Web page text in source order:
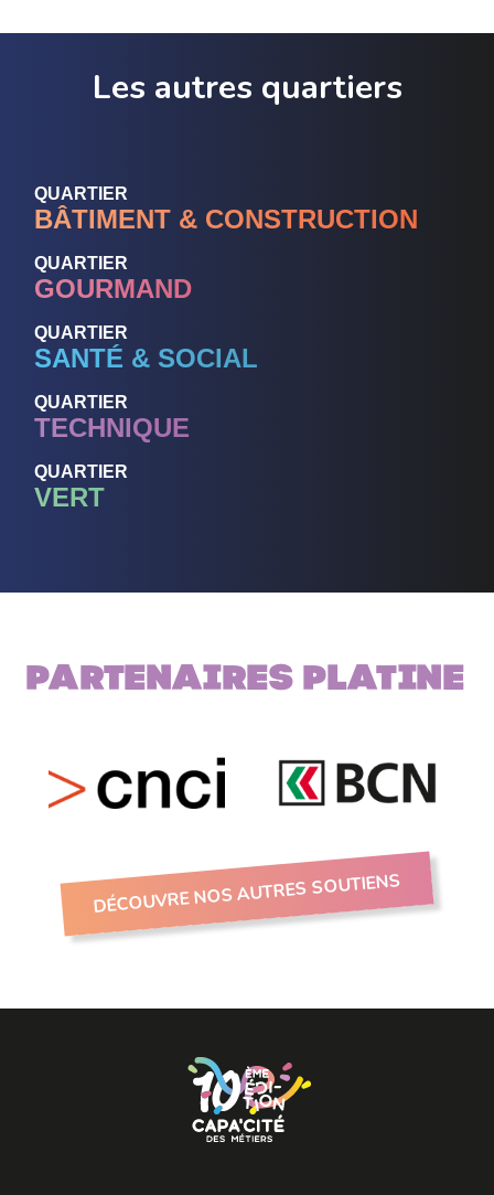
Les autres quartiers
QUARTIER
BÂTIMENT & CONSTRUCTION
QUARTIER
GOURMAND
QUARTIER
SANTÉ & SOCIAL
QUARTIER
TECHNIQUE
QUARTIER
VERT
Partenaires PLATINE
DÉCOUVRE NOS AUTRES SOUTIENS